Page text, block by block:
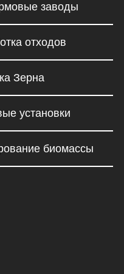
заводы
отходов
Зерна
установки
биомассы